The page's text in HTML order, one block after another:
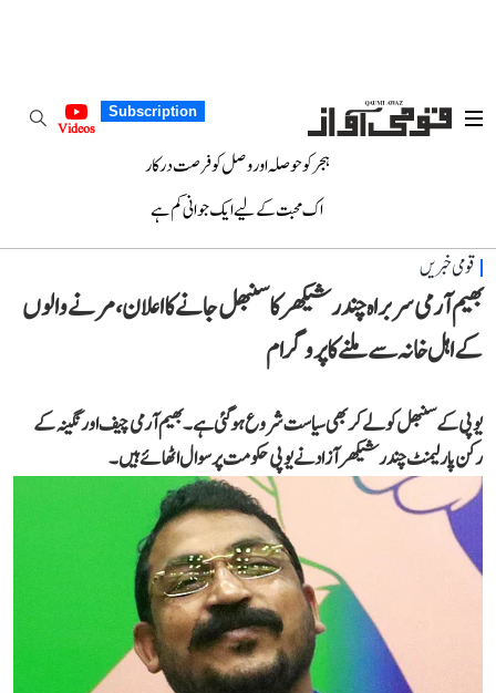
Subscription
Videos
ہجر کو حوصلہ اور وصل کو فرصت درکار
اک محبت کے لیے ایک جوانی کم ہے
قومی خبریں
بھیم آرمی سربراہ چندر شیکھر کا سنبھل جانے کا اعلان، مرنے والوں
کے اہل خانہ سے ملنے کا پروگرام
یوپی کے سنبھل کو لے کر بھی سیاست شروع ہو گئی ہے۔ بھیم آرمی چیف اور نگینہ کے
رکن پارلیمنٹ چندر شیکھر آزاد نے یوپی حکومت پر سوال اٹھائے ہیں۔